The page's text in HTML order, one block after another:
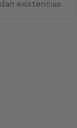
existencias.